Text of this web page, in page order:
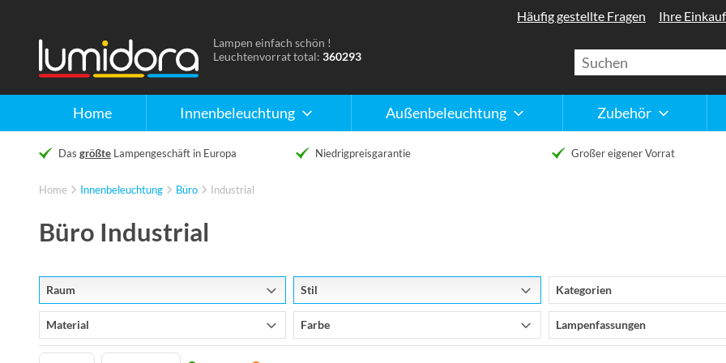
Home Innenbeleuchtung Außenbeleuchtung Zubehör
Häufig gestellte Fragen Ihre
Naar
de
Lampen einfach schön !
Leuchtenvorrat total: 360293
Das größte Lampengeschäft in Europa Niedrigpreisgarantie Großer eigener Vorrat
Home Innenbeleuchtung Büro Industrial
Büro Industrial
Raum Stil Kategorien
Material Farbe Lampenfassungen